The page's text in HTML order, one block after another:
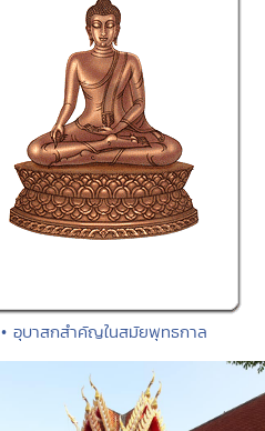
• อุบาสกสำคัญในสมัยพุทธกาล